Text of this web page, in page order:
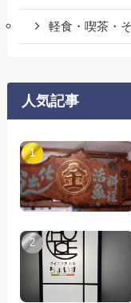
軽食・喫茶・
人気記事